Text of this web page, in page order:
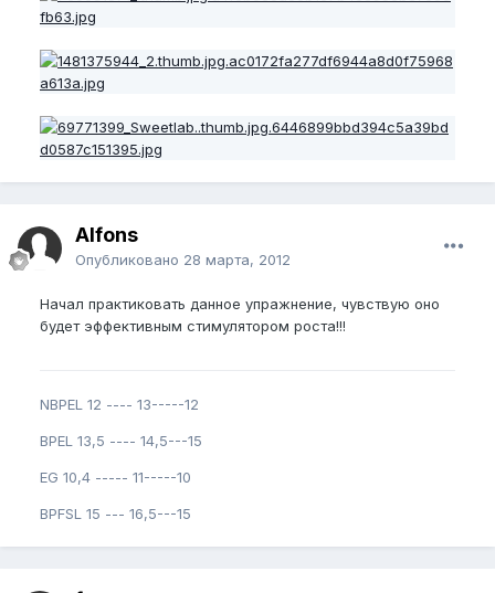
Alfons
Опубликовано 28 марта, 2012
Начал практиковать данное упражнение, чувствую оно
будет эффективным стимулятором роста!!!
NBPEL 12 ---- 13-----12
BPEL 13,5 ---- 14,5---15
EG 10,4 ----- 11-----10
BPFSL 15 --- 16,5---15